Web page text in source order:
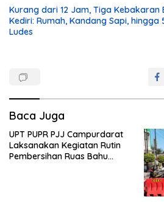
Kurang dari 12 Jam, Tiga Kebakaran
Kediri: Rumah, Kandang Sapi, hingga
Ludes
Baca Juga
UPT PUPR PJJ Campurdarat
Laksanakan Kegiatan Rutin
Pembersihan Ruas Bahu